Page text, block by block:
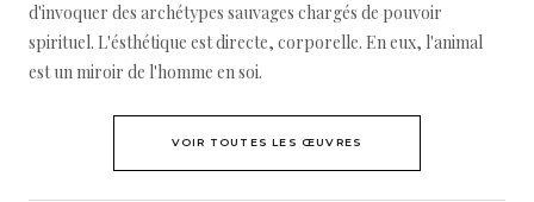
d'invoquer des archétypes sauvages chargés de pouvoir
spirituel. L'ésthétique est directe, corporelle. En eux, l'animal
est un miroir de l'homme en soi.
VOIR TOUTES LES ŒUVRES